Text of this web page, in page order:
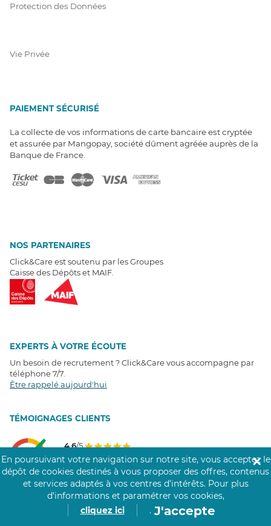
Protection des Données
Vie Privée
PAIEMENT SÉCURISÉ
La collecte de vos informations de carte bancaire est cryptée
et assurée par Mangopay, société dûment agréée auprès de la
Banque de France.
NOS PARTENAIRES
Click&Care est soutenu par les Groupes
Caisse des Dépôts et MAIF.
EXPERTS À VOTRE ÉCOUTE
Un besoin de recrutement ? Click&Care vous accompagne par
téléphone 7/7
Être rappelé aujourd'hui
TÉMOIGNAGES CLIENTS
4,6/5
Avis clientsrécoltés sur
Google
En poursuivant votre navigation sur notre site, vous acceptez le
dépôt de cookies destinés à vous proposer des offres, contenus
et services adaptés à vos centres d’intérêts. Pour plus
d’informations et paramétrer vos cookies,
cliquez ici
. J'accepte
✕